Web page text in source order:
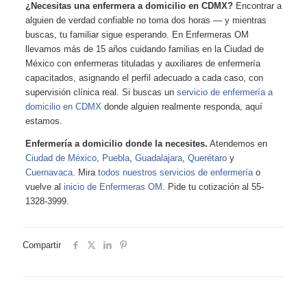
¿Necesitas una enfermera a domicilio en CDMX?Encontrar a
alguien de verdad confiable no toma dos horas — y mientras
buscas, tu familiar sigue esperando. En Enfermeras OM
llevamos más de 15 años cuidando familias en la Ciudad de
México con enfermeras tituladas y auxiliares de enfermería
capacitados, asignando el perfil adecuado a cada caso, con
supervisión clínica real. Si buscas un servicio de enfermería a
domicilio en CDMX donde alguien realmente responda, aquí
estamos.
Enfermería a domicilio donde la necesites. Atendemos en
Ciudad de México, Puebla, Guadalajara, Querétaroy
Cuernavaca. Mira todos nuestros servicios de enfermeríao
vuelve al inicio de Enfermeras OM . Pide tu cotización al 55-
1328-3999.
Compartir